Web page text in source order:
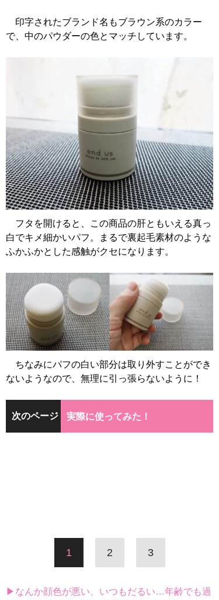
印字されたブランド名もブラウン系のカラー
で、中のパウダーの色とマッチしています。
フタを開けると、この商品の肝ともいえる真っ
白でキメ細かいパフ。まるで裏起毛素材のような
ふかふかとした感触がクセになります。
ちなみにパフの白い部分は取り外すことができ
ないようなので、無理に引っ張らないように！
次のページ 実際に使ってみた！
1 2 3
▶なんか顔色が悪い、いつもだるい…年齢でも過